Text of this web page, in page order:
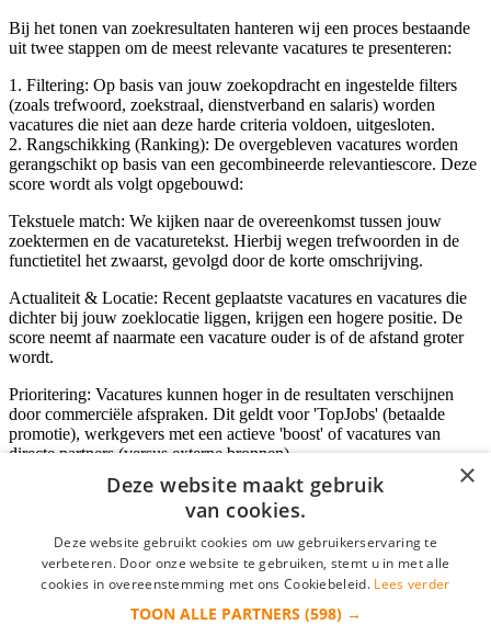
Bij het tonen van zoekresultaten hanteren wij een proces bestaande
uit twee stappen om de meest relevante vacatures te presenteren:
1. Filtering: Op basis van jouw zoekopdracht en ingestelde filters
(zoals trefwoord, zoekstraal, dienstverband en salaris) worden
vacatures die niet aan deze harde criteria voldoen, uitgesloten.
2. Rangschikking (Ranking): De overgebleven vacatures worden
gerangschikt op basis van een gecombineerde relevantiescore. Deze
score wordt als volgt opgebouwd:
Tekstuele match: We kijken naar de overeenkomst tussen jouw
zoektermen en de vacaturetekst. Hierbij wegen trefwoorden in de
functietitel het zwaarst, gevolgd door de korte omschrijving.
Actualiteit & Locatie: Recent geplaatste vacatures en vacatures die
dichter bij jouw zoeklocatie liggen, krijgen een hogere positie. De
score neemt af naarmate een vacature ouder is of de afstand groter
wordt.
Prioritering: Vacatures kunnen hoger in de resultaten verschijnen
door commerciële afspraken. Dit geldt voor 'TopJobs' (betaalde
promotie), werkgevers met een actieve 'boost' of vacatures van
directe partners (versus externe bronnen).
Inloggen als bedrijf
*
×
Deze website maakt gebruik
van cookies.
Deze website gebruikt cookies om uw gebruikerservaring te
verbeteren. Door onze website te gebruiken, stemt u in met alle
cookies in overeenstemming met ons Cookiebeleid. Lees verder
TOON ALLE PARTNERS (598) →